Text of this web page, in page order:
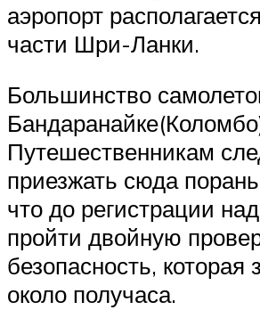
аэропорт
части Шри-Ланки.
Большинство
Путешественникам
приезжать сюда
что до регистрации
пройти двойную
безопасность, которая
около получаса.